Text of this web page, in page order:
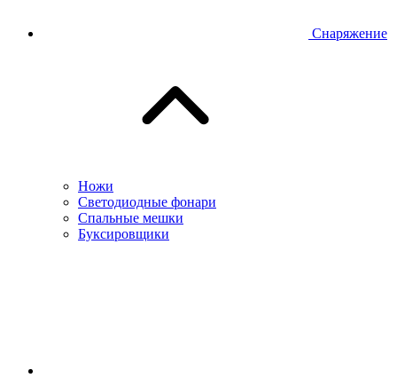
Снаряжение
Ножи
Светодиодные фонари
Спальные мешки
Буксировщики